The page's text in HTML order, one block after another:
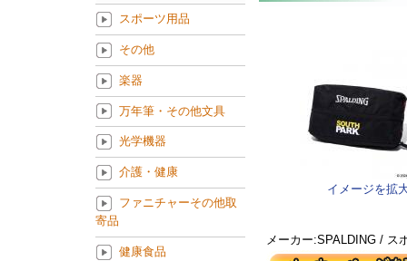
イメージを拡
メーカー:SPALDING / ス
スポーツ用品
その他
楽器
万年筆・その他文具
光学機器
介護・健康
ファニチャーその他取
寄品
健康食品